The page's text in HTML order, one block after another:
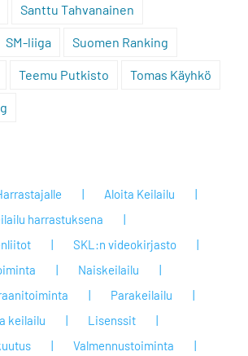
Santtu Tahvanainen
SM-liiga Suomen Ranking
Teemu Putkisto Tomas Käyhkö
Aloita Keilailu
harrastuksena
SKL:n videokirjasto
Naiskeilailu
Parakeilailu
keilailu
Lisenssit
Valmennustoiminta